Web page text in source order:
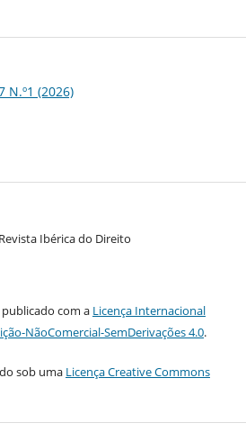
N.º1 (2026)
Ibérica do Direito
com a Licença Internacional
NãoComercial-SemDerivações 4.0.
sob uma Licença Creative Commons